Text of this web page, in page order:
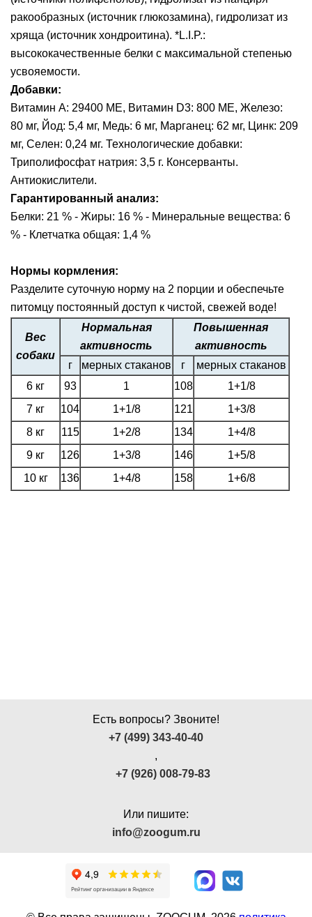
ракообразных (источник глюкозамина), гидролизат из
хряща (источник хондроитина). *L.I.P.:
высококачественные белки с максимальной степенью
усвояемости.
Добавки:
Витамин A: 29400 ME, Витамин D3: 800 ME, Железо:
80 мг, Йод: 5,4 мг, Медь: 6 мг, Марганец: 62 мг, Цинк: 209
мг, Ceлeн: 0,24 мг. Технологические добавки:
Триполифосфат натрия: 3,5 г. Консерванты.
Антиокислители.
Гарантированный анализ:
Белки: 21 % - Жиры: 16 % - Минеральные вещества: 6
% - Клетчатка общая: 1,4 %
Нормы кормления:
Разделите суточную норму на 2 порции и обеспечьте
питомцу постоянный доступ к чистой, свежей воде!
Вес
собаки
Нормальная
активность
Повышенная
активность
г
мерных стаканов г
мерных стаканов
6 кг
93 1 108
1+1/8
7 кг
104 1+1/8 121
1+3/8
8 кг
115 1+2/8 134
1+4/8
9 кг
126 1+3/8 146
1+5/8
10 кг
136 1+4/8 158 1+6/8
Есть вопросы? Звоните!
+7 (499) 343-40-40
,
+7 (926) 008-79-83
Или пишите:
info@zoogum.ru